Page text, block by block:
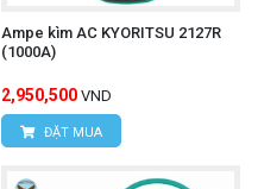
Ampe kìm AC KYORITSU 2127R
(1000A)
2,950,500 VND
ĐẶT MUA